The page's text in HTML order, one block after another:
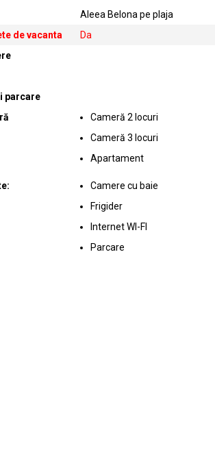
Aleea Belona pe plaja
de vacanta
Da
parcare
Cameră 2 locuri
Cameră 3 locuri
Apartament
Camere cu baie
Frigider
Internet WI-FI
Parcare